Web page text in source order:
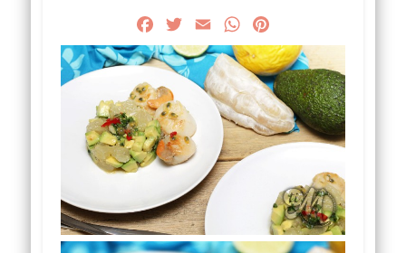
FacebookTwitter
Email WhatsApp